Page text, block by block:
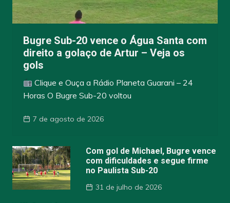
Bugre Sub-20 vence o Água Santa com
direito a golaço de Artur – Veja os
gols
Clique e Ouça a Rádio Planeta Guarani – 24
Horas O Bugre Sub-20 voltou
7 de agosto de 2026
Com gol de Michael, Bugre vence
com dificuldades e segue firme
no Paulista Sub-20
31 de julho de 2026